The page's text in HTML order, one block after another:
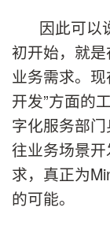
因此可以
初开始，就
业务需求。
开发”方面的
字化服务部
往业务场景
求，真正为
的可能。